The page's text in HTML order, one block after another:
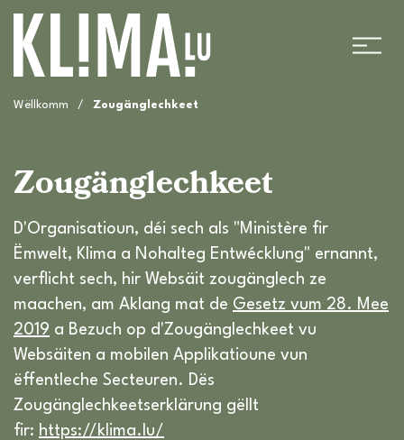
Wëllkomm / Zougänglechkeet
Zougänglechkeet
D'Organisatioun, déi sech als "Ministère fir
Ëmwelt, Klima a Nohalteg Entwécklung" ernannt,
verflicht sech, hir Websäit zougänglech ze
maachen, am Aklang mat de Gesetz vum 28. Mee
2019 a Bezuch op d'Zougänglechkeet vu
Websäiten a mobilen Applikatioune vun
ëffentleche Secteuren. Dës
Zougänglechkeetserklärung gëllt
fir: https://klima.lu/